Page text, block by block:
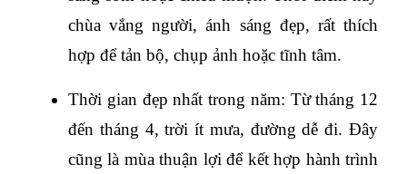
chùa vắng người, ánh sáng đẹp, rất thích
hợp để tản bộ, chụp ảnh hoặc tĩnh tâm.
Thời gian đẹp nhất trong năm: Từ tháng 12
đến tháng 4, trời ít mưa, đường dễ đi. Đây
cũng là mùa thuận lợi để kết hợp hành trình